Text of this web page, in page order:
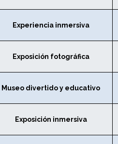
Experiencia inmersiva
Exposición fotográfica
Museo divertido y educativo
Exposición inmersiva